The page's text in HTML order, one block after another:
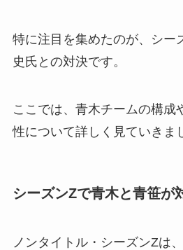
特に注目を集めたのが、シー
史氏との対決です。
ここでは、青木チームの構成
性について詳しく見ていきま
シーズンZで青木と青笹が
ノンタイトル・シーズンZは